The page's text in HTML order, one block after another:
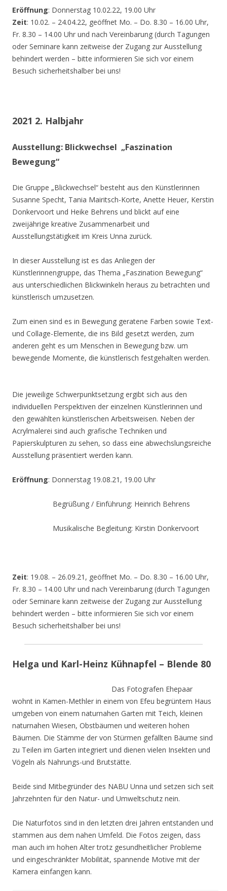
Eröffnung: Donnerstag 10.02.22, 19.00 Uhr
Zeit: 10.02. – 24.04.22, geöffnet Mo. – Do. 8.30 – 16.00 Uhr,
Fr. 8.30 – 14.00 Uhr und nach Vereinbarung (durch Tagungen
oder Seminare kann zeitweise der Zugang zur Ausstellung
behindert werden – bitte informieren Sie sich vor einem
Besuch sicherheitshalber bei uns!
2021 2. Halbjahr
Ausstellung: Blickwechsel „Faszination
Bewegung“
Die Gruppe „Blickwechsel“ besteht aus den Künstlerinnen
Susanne Specht, Tania Mairitsch-Korte, Anette Heuer, Kerstin
Donkervoort und Heike Behrens und blickt auf eine
zweijährige kreative Zusammenarbeit und
Ausstellungstätigkeit im Kreis Unna zurück.
In dieser Ausstellung ist es das Anliegen der
Künstlerinnengruppe, das Thema „Faszination Bewegung“
aus unterschiedlichen Blickwinkeln heraus zu betrachten und
künstlerisch umzusetzen.
Zum einen sind es in Bewegung geratene Farben sowie Text-
und Collage-Elemente, die ins Bild gesetzt werden, zum
anderen geht es um Menschen in Bewegung bzw. um
bewegende Momente, die künstlerisch festgehalten werden.
Die jeweilige Schwerpunktsetzung ergibt sich aus den
individuellen Perspektiven der einzelnen Künstlerinnen und
den gewählten künstlerischen Arbeitsweisen. Neben der
Acrylmalerei sind auch grafische Techniken und
Papierskulpturen zu sehen, so dass eine abwechslungsreiche
Ausstellung präsentiert werden kann.
Eröffnung: Donnerstag 19.08.21, 19.00 Uhr
Begrüßung / Einführung: Heinrich Behrens
Musikalische Begleitung: Kirstin Donkervoort
Zeit: 19.08. – 26.09.21, geöffnet Mo. – Do. 8.30 – 16.00 Uhr,
Fr. 8.30 – 14.00 Uhr und nach Vereinbarung (durch Tagungen
oder Seminare kann zeitweise der Zugang zur Ausstellung
behindert werden – bitte informieren Sie sich vor einem
Besuch sicherheitshalber bei uns!
Helga und Karl-Heinz Kühnapfel – Blende 80
Das Fotografen Ehepaar
wohnt in Kamen-Methler in einem von Efeu begrüntem Haus
umgeben von einem naturnahen Garten mit Teich, kleinen
naturnahen Wiesen, Obstbäumen und weiteren hohen
Bäumen. Die Stämme der von Stürmen gefällten Bäume sind
zu Teilen im Garten integriert und dienen vielen Insekten und
Vögeln als Nahrungs-und Brutstätte.
Beide sind Mitbegründer des NABU Unna und setzen sich seit
Jahrzehnten für den Natur- und Umweltschutz nein.
Die Naturfotos sind in den letzten drei Jahren entstanden und
stammen aus dem nahen Umfeld. Die Fotos zeigen, dass
man auch im hohen Alter trotz gesundheitlicher Probleme
und eingeschränkter Mobilität, spannende Motive mit der
Kamera einfangen kann.